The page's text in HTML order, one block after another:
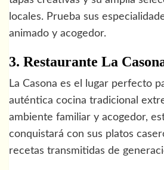
locales. Prueba sus
animado y acogedor.
3. Restaurante La
La Casona es el lugar perfecto
auténtica cocina tradicional
ambiente familiar y acogedor,
conquistará con sus platos
recetas transmitidas de